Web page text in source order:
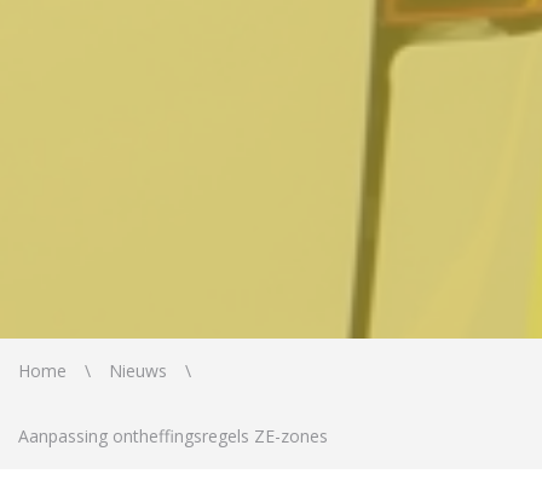
Home Nieuws
Aanpassing ontheffingsregels ZE-zones